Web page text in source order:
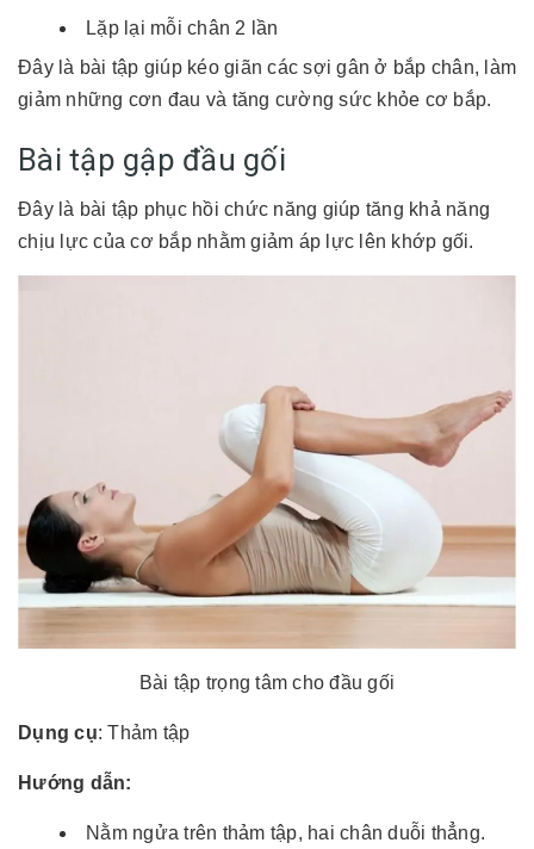
Lặp lại mỗi chân 2 lần
Đây là bài tập giúp kéo giãn các sợi gân ở bắp chân, làm
giảm những cơn đau và tăng cường sức khỏe cơ bắp.
Bài tập gập đầu gối
Đây là bài tập phục hồi chức năng giúp tăng khả năng
chịu lực của cơ bắp nhằm giảm áp lực lên khớp gối.
Bài tập trọng tâm cho đầu gối
Dụng cụ: Thảm tập
Hướng dẫn:
Nằm ngửa trên thảm tập, hai chân duỗi thẳng.